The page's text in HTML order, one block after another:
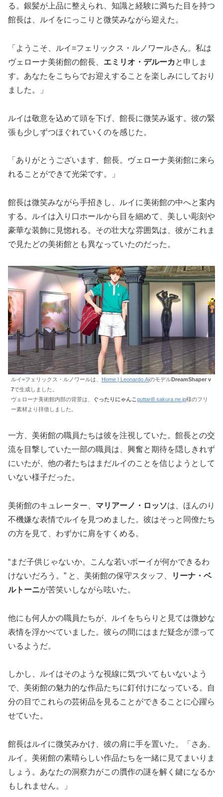
る。銀髪が上品に整えられ、知識と経験に満ちた目を持つ
館長は、ルイをにっこりと微笑みながら迎えた。
「ようこそ、ルイ=フェリックス・ルノワールさん。私は
ヴェローナ美術館の館長、 エミリオ・デルーカ と申しま
す。あなたをこちらでお迎えすることを楽しみにしており
ました。」
ルイは敬意を込めて頭を下げ、館長に微笑み返す。彼の緊
張も少しずつほぐれていくのを感じた。
「ありがとうございます、館長。ヴェローナ美術館に来ら
れることができて光栄です。」
館長は微笑みながら手招きし、ルイに美術館の中へと案内
する。ルイは入り口ホールから目を細めて、美しい彫刻や
豪華な装飾に見惚れる。その壮大な雰囲気は、彼がこれま
で見たどの美術館とも異なっていたのだった。
ルイ=フェリックス・ルノワールは、 Home | Leonardo.AiのモデルDreamShaper v
7で生成しました。
ヴェローナ美術館内部の背景は、
ぐったりにゃんこguttari8.sakura.ne.jp様のフリ
ー素材より拝借しました。
一方、美術館の職員たちは彼を注視していた。館長との交
流を目撃していた一部の職員は、興奮と期待を隠しきれず
にいたが、他の者たちはまだルイのことを信じようとして
いない様子だった。
美術館のキュレーター、 マリアーノ・ロッソは、ほんのり
不機嫌な表情でルイを見つめました。彼はそっと同僚たち
の方を見て、わずかに肩をすくめる。
“まだ子供じゃないか。こんな若いボーイが何かできるわ
けないだろう。” と、美術館の保守スタッフ、
リーナ・ベ
ルトーニが苦笑いしながら呟いた。
他にも何人かの職員たちが、ルイをちらりと見ては微妙な
表情を浮かべていました。彼らの間にはまだ疑念が漂って
いるようだ。
しかし、ルイはそのような視線に気づいてもいないよう
で、美術館の魅力的な作品たちに釘付けになっている。自
分の目でこれらの芸術品を見ることができることに心躍ら
せていた。
館長はルイに微笑みかけ、彼の肩に手を置いた。「さあ、
ルイ。美術館の素晴らしい作品たちを一緒に見てまいりま
しょう。あなたの洞察力がこの贋作の謎を解く鍵になるか
もしれません。」